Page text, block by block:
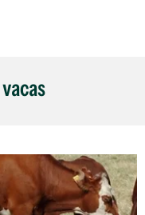
vacas